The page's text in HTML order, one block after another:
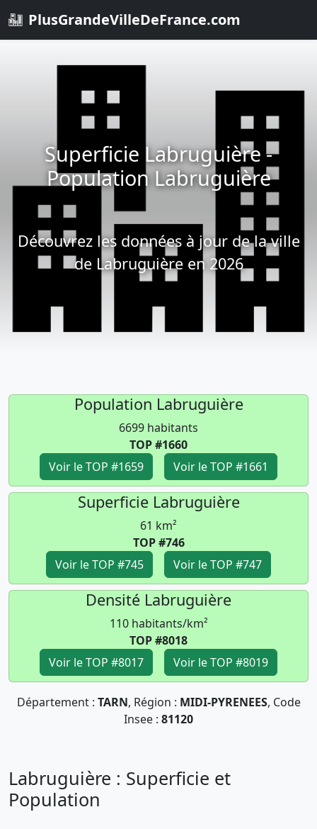
PlusGrandeVilleDeFrance.com
Superficie Labruguière -
Population Labruguière
Découvrez les données à jour de la ville
de Labruguière en 2026
Population Labruguière
6699 habitants
TOP #1660
Voir le TOP #1659
Voir le TOP #1661
Superficie Labruguière
61 km²
TOP #746
Voir le TOP #745
Voir le TOP #747
Densité Labruguière
110 habitants/km²
TOP #8018
Voir le TOP #8017
Voir le TOP #8019
Département : TARN, Région : MIDI-PYRENEES, Code
Insee : 81120
Labruguière : Superficie et
Population